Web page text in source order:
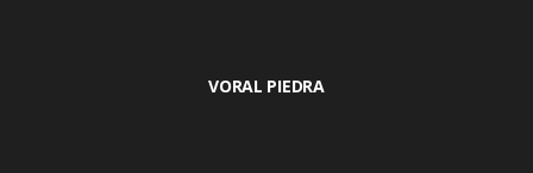
VORAL PIEDRA